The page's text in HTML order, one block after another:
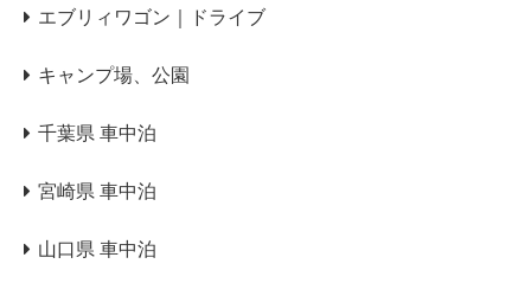
エブリィワゴン｜ドライブ
キャンプ場、公園
千葉県 車中泊
宮崎県 車中泊
山口県 車中泊